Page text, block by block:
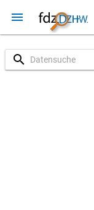
menu
search